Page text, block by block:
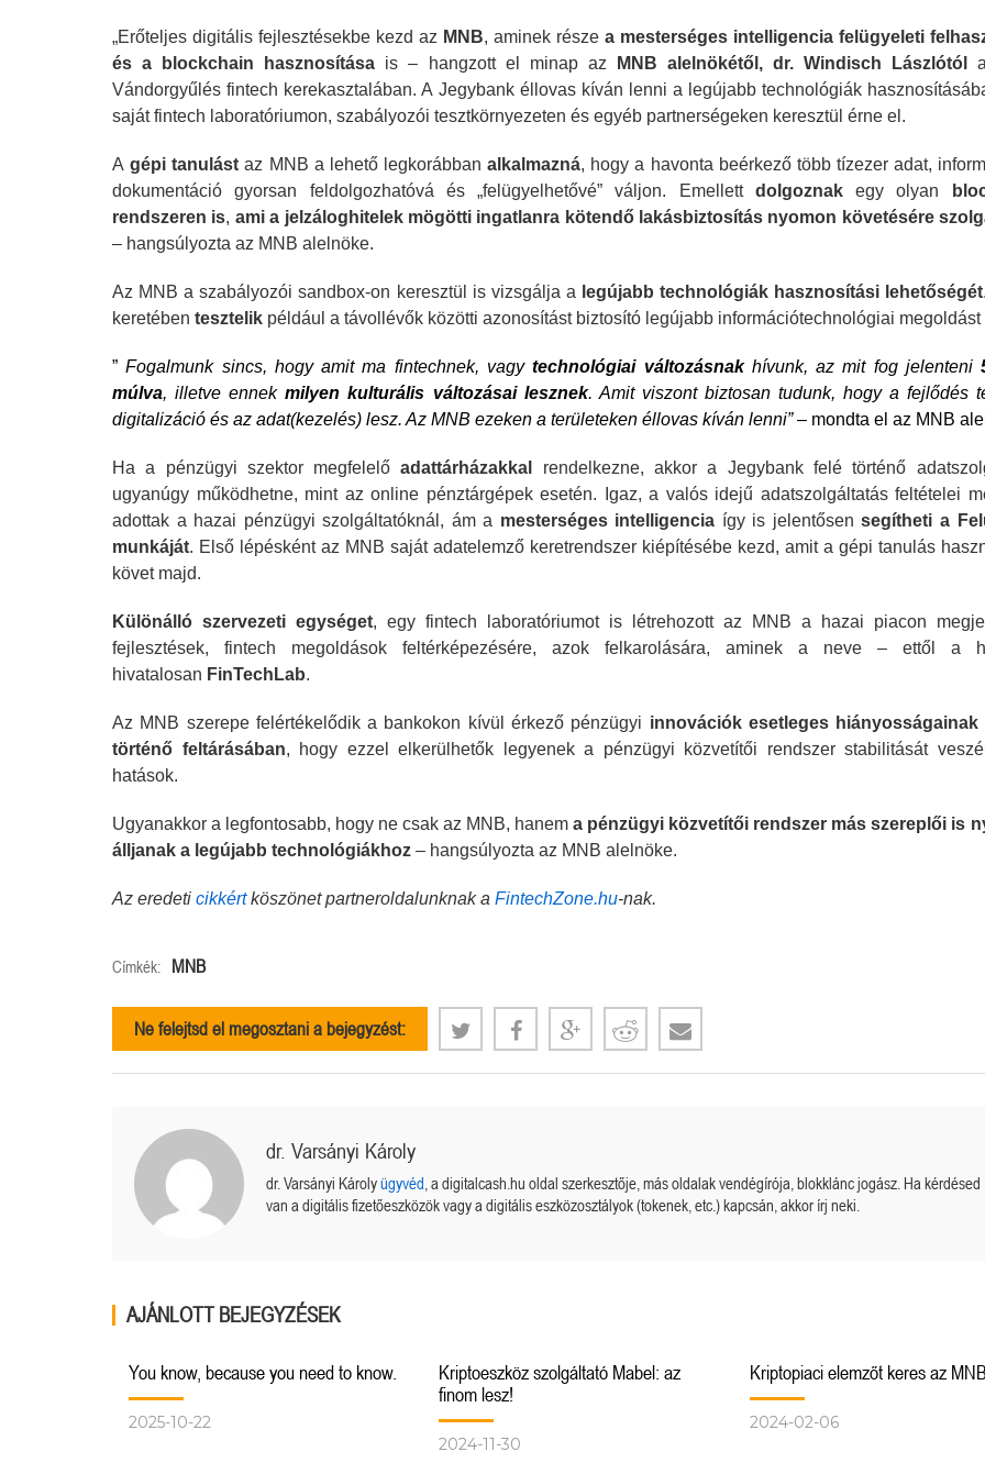
„Erőteljes digitális fejlesztésekbe kezd az MNB, aminek része a mesterséges intelligencia felügyeleti
és a blockchain hasznosítása is – hangzott el minap az MNB alelnökétől, dr. Windisch Lászlótól
Vándorgyűlés fintech kerekasztalában. A Jegybank éllovas kíván lenni a legújabb technológiák
saját fintech laboratóriumon, szabályozói tesztkörnyezeten és egyéb partnerségeken keresztül érne el.
Agépi tanulást az MNB a lehető legkorábbanalkalmazná, hogy a havonta beérkező több tízezer adat,
dokumentáció gyorsan feldolgozhatóvá és „felügyelhetővé” váljon. Emellett dolgoznakegy olyan
rendszeren is, ami a jelzáloghitelek mögötti ingatlanra kötendő lakásbiztosítás nyomon követésére
– hangsúlyozta az MNB alelnöke.
Az MNB a szabályozói sandbox-on keresztül is vizsgálja a legújabb technológiák hasznosítási lehetőségét
keretében tesztelik például a távollévők közötti azonosítást biztosító legújabb információtechnológiai megoldást
”Fogalmunk sincs, hogy amit ma fintechnek, vagytechnológiai változásnakhívunk, az mit fog jelenteni
múlva, illetve ennekmilyen kulturális változásai lesznek. Amit viszont biztosan tudunk, hogy a fejlődés
digitalizáció és az adat(kezelés) lesz. Az MNB ezeken a területeken éllovas kíván lenni”– mondta el az MNB
Ha a pénzügyi szektor megfelelőadattárházakkal
rendelkezne, akkor a Jegybank felé történő
ugyanúgy működhetne, mint az online pénztárgépek esetén. Igaz, a valós idejű adatszolgáltatás feltételei
adottak a hazai pénzügyi szolgáltatóknál, ám a mesterséges intelligencia így is jelentősensegítheti a
munkáját. Első lépésként az MNB saját adatelemző keretrendszer kiépítésébe kezd, amit a gépi tanulás
követ majd.
Különálló szervezeti egységet, egy fintech laboratóriumot is létrehozott az MNB a hazai piacon
fejlesztések, fintech megoldások feltérképezésére, azok felkarolására, aminek a neve – ettől a
hivatalosan FinTechLab.
Az MNB szerepe felértékelődik a bankokon kívül érkező pénzügyi innovációk esetleges hiányosságainak
történő feltárásában, hogy ezzel elkerülhetők legyenek a pénzügyi közvetítői rendszer stabilitását
hatások.
Ugyanakkor a legfontosabb, hogy ne csak az MNB, hanema pénzügyi közvetítői rendszer más szereplői is
álljanak a legújabb technológiákhoz – hangsúlyozta az MNB alelnöke.
Az eredeti cikkértköszönet partneroldalunknak a FintechZone.hu-nak.
Címkék: MNB
Ne felejtsd el megosztani a bejegyzést:
dr. Varsányi Károly
dr. Varsányi Károlyügyvéd , a digitalcash.hu oldal szerkesztője, más oldalak vendégírója, blokklánc jogász. Ha kérdésed
van a digitális fizetőeszközök vagy a digitális eszközosztályok (tokenek, etc.) kapcsán, akkor írj neki.
AJÁNLOTT BEJEGYZÉSEK
You know, because you need to know.
2025-10-22
Kriptoeszköz szolgáltató Mabel: az
finom lesz!
2024-11-30
Kriptopiaci elemzőt keres az
2024-02-06
Megérkezett a kazah Bitcoin tartalék? Orosz kriptós fejlemények.